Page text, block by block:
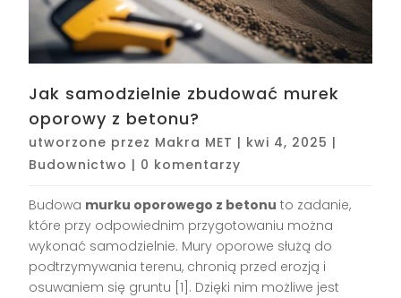
Jak samodzielnie zbudować murek
oporowy z betonu?
utworzone przez Makra MET | kwi 4, 2025 |
Budownictwo | 0 komentarzy
Budowa murku oporowego z betonu to zadanie,
które przy odpowiednim przygotowaniu można
wykonać samodzielnie. Mury oporowe służą do
podtrzymywania terenu, chronią przed erozją i
osuwaniem się gruntu [1]. Dzięki nim możliwe jest